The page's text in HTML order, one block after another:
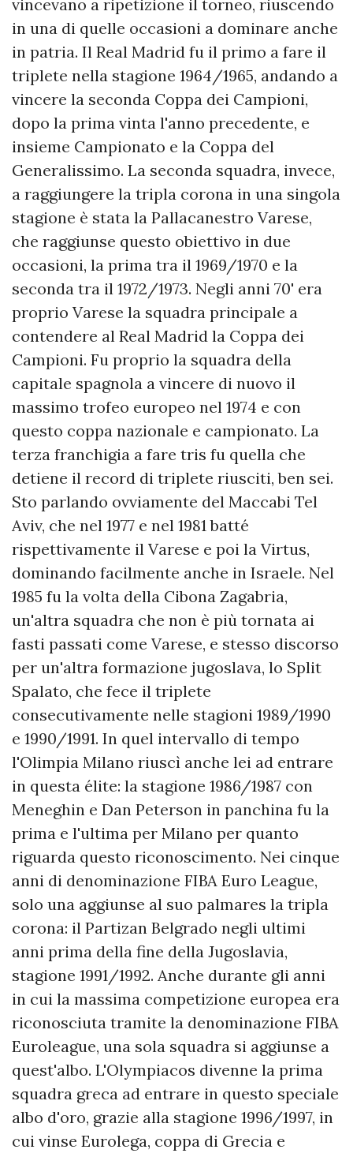
vincevano a ripetizione il torneo, riuscendo
in una di quelle occasioni a dominare anche
in patria. Il Real Madrid fu il primo a fare il
triplete nella stagione 1964/1965, andando a
vincere la seconda Coppa dei Campioni,
dopo la prima vinta l'anno precedente, e
insieme Campionato e la Coppa del
Generalissimo. La seconda squadra, invece,
a raggiungere la tripla corona in una singola
stagione è stata la Pallacanestro Varese,
che raggiunse questo obiettivo in due
occasioni, la prima tra il 1969/1970 e la
seconda tra il 1972/1973. Negli anni 70' era
proprio Varese la squadra principale a
contendere al Real Madrid la Coppa dei
Campioni. Fu proprio la squadra della
capitale spagnola a vincere di nuovo il
massimo trofeo europeo nel 1974 e con
questo coppa nazionale e campionato. La
terza franchigia a fare tris fu quella che
detiene il record di triplete riusciti, ben sei.
Sto parlando ovviamente del Maccabi Tel
Aviv, che nel 1977 e nel 1981 batté
rispettivamente il Varese e poi la Virtus,
dominando facilmente anche in Israele. Nel
1985 fu la volta della Cibona Zagabria,
un'altra squadra che non è più tornata ai
fasti passati come Varese, e stesso discorso
per un'altra formazione jugoslava, lo Split
Spalato, che fece il triplete
consecutivamente nelle stagioni 1989/1990
e 1990/1991. In quel intervallo di tempo
l'Olimpia Milano riuscì anche lei ad entrare
in questa élite: la stagione 1986/1987 con
Meneghin e Dan Peterson in panchina fu la
prima e l'ultima per Milano per quanto
riguarda questo riconoscimento. Nei cinque
anni di denominazione FIBA Euro League,
solo una aggiunse al suo palmares la tripla
corona: il Partizan Belgrado negli ultimi
anni prima della fine della Jugoslavia,
stagione 1991/1992. Anche durante gli anni
in cui la massima competizione europea era
riconosciuta tramite la denominazione FIBA
Euroleague, una sola squadra si aggiunse a
quest'albo. L'Olympiacos divenne la prima
squadra greca ad entrare in questo speciale
albo d'oro, grazie alla stagione 1996/1997, in
cui vinse Eurolega, coppa di Grecia e